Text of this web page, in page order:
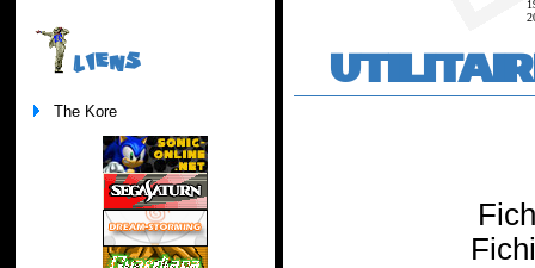
LIENS
The Kore